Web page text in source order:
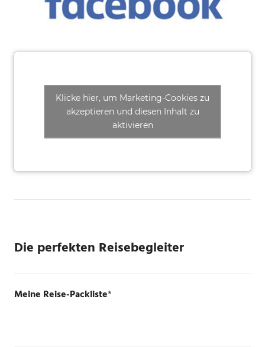
Klicke hier, um Marketing-Cookies zu
akzeptieren und diesen Inhalt zu
aktivieren
Die perfekten Reisebegleiter
Meine Reise-Packliste*